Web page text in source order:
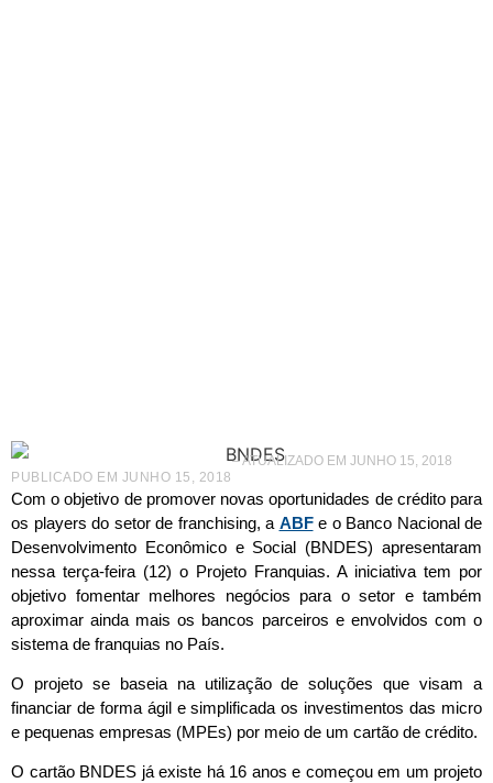
PUBLICADO EM JUNHO 15, 2018
– ATUALIZADO EM JUNHO 15, 2018
Com o objetivo de promover novas oportunidades de crédito para
os players do setor de franchising, a ABFe o Banco Nacional de
Desenvolvimento Econômico e Social (BNDES) apresentaram
nessa terça-feira (12) o Projeto Franquias. A iniciativa tem por
objetivo fomentar melhores negócios para o setor e também
aproximar ainda mais os bancos parceiros e envolvidos com o
sistema de franquias no País.
O projeto se baseia na utilização de soluções que visam a
financiar de forma ágil e simplificada os investimentos das micro
e pequenas empresas (MPEs) por meio de um cartão de crédito.
O cartão BNDES já existe há 16 anos e começou em um projeto